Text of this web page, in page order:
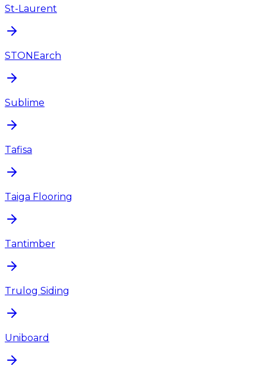
St-Laurent
STONEarch
Sublime
Tafisa
Taiga Flooring
Tantimber
Trulog Siding
Uniboard